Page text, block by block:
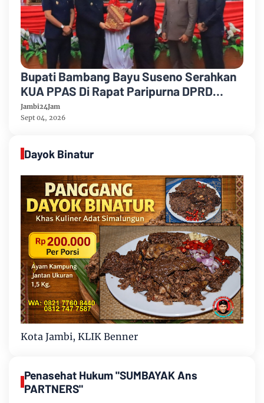
Bupati Bambang Bayu Suseno Serahkan
KUA PPAS Di Rapat Paripurna DPRD
Muarojambi
Jambi24Jam
Sept 04, 2026
Dayok Binatur
Kota Jambi, KLIK Benner
Penasehat Hukum "SUMBAYAK Ans
PARTNERS"